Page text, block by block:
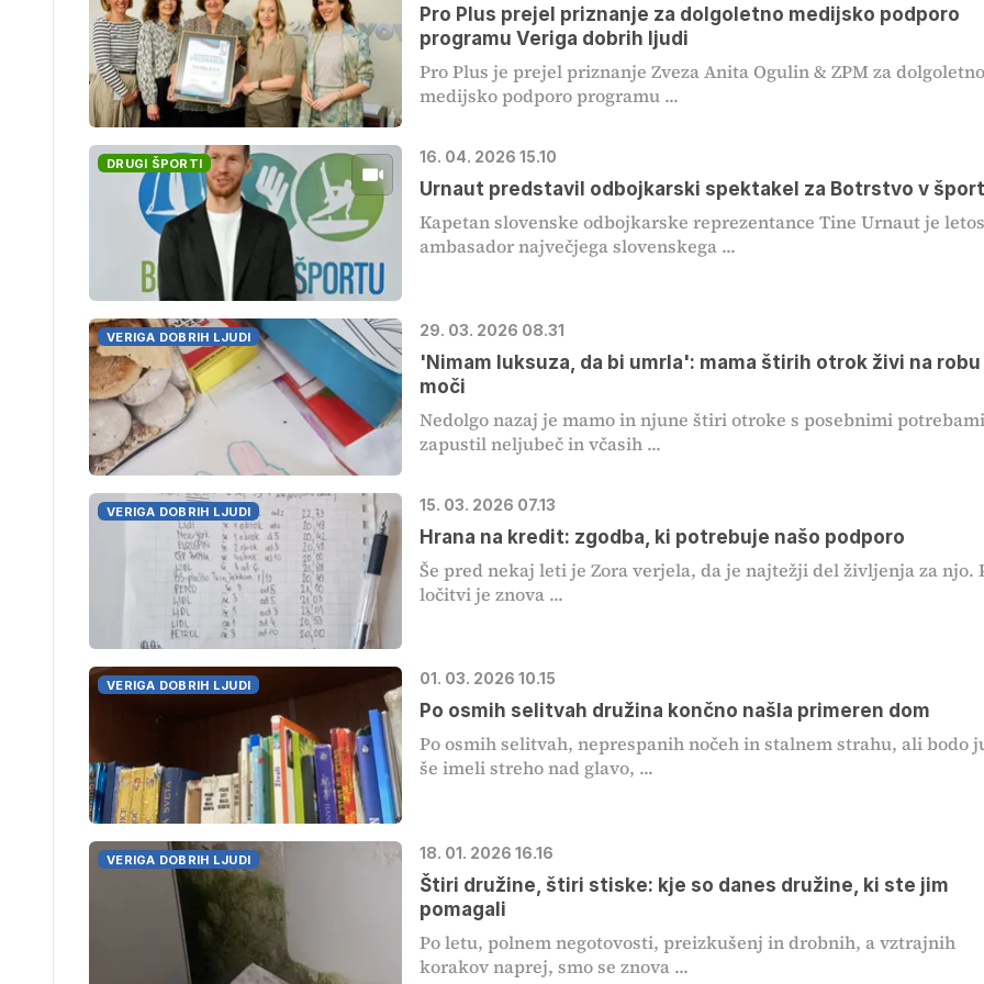
Pro Plus prejel priznanje za dolgoletno medijsko podporo
programu Veriga dobrih ljudi
Pro Plus je prejel priznanje Zveza Anita Ogulin & ZPM za dolgoletno
medijsko podporo programu ...
DRUGI ŠPORTI 16. 04. 2026 15.10
Urnaut predstavil odbojkarski spektakel za Botrstvo v
Kapetan slovenske odbojkarske reprezentance Tine Urnaut je letos
ambasador največjega slovenskega ...
VERIGA DOBRIH LJUDI 29. 03. 2026 08.31
'Nimam luksuza, da bi umrla': mama štirih otrok živi na robu
moči
Nedolgo nazaj je mamo in njune štiri otroke s posebnimi potrebami
zapustil neljubeč in včasih ...
VERIGA DOBRIH LJUDI 15. 03. 2026 07.13
Hrana na kredit: zgodba, ki potrebuje našo podporo
Še pred nekaj leti je Zora verjela, da je najtežji del življenja za njo.
ločitvi je znova ...
VERIGA DOBRIH LJUDI 01. 03. 2026 10.15
Po osmih selitvah družina končno našla primeren dom
Po osmih selitvah, neprespanih nočeh in stalnem strahu, ali bodo
še imeli streho nad glavo, ...
VERIGA DOBRIH LJUDI 18. 01. 2026 16.16
Štiri družine, štiri stiske: kje so danes družine, ki ste jim
pomagali
Po letu, polnem negotovosti, preizkušenj in drobnih, a vztrajnih
korakov naprej, smo se znova ...